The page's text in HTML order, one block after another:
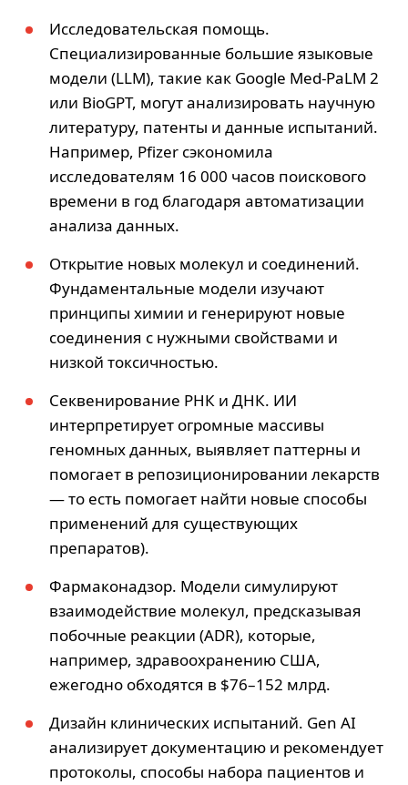
Исследовательская помощь.
Специализированные большие языковые
модели (LLM), такие как Google Med-PaLM 2
или BioGPT, могут анализировать научную
литературу, патенты и данные испытаний.
Например, Pfizer сэкономила
исследователям 16 000 часов поискового
времени в год благодаря автоматизации
анализа данных.
Открытие новых молекул и соединений.
Фундаментальные модели изучают
принципы химии и генерируют новые
соединения с нужными свойствами и
низкой токсичностью.
Секвенирование РНК и ДНК. ИИ
интерпретирует огромные массивы
геномных данных, выявляет паттерны и
помогает в репозиционировании лекарств
— то есть помогает найти новые способы
применений для существующих
препаратов).
Фармаконадзор. Модели симулируют
взаимодействие молекул, предсказывая
побочные реакции (ADR), которые,
например, здравоохранению США,
ежегодно обходятся в $76–152 млрд.
Дизайн клинических испытаний. Gen AI
анализирует документацию и рекомендует
протоколы, способы набора пациентов и